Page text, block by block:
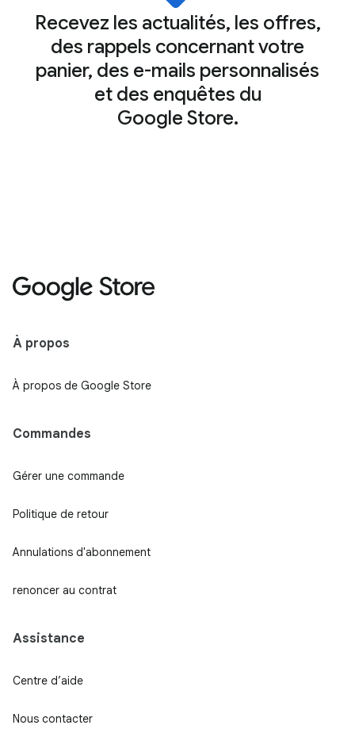
Recevez les actualités, les offres,
des rappels concernant votre
panier, des e-mails personnalisés
et des enquêtes du
Google Store.
À propos
À propos de Google Store
Commandes
Gérer une commande
Politique de retour
Annulations d'abonnement
renoncer au contrat
Assistance
Centre d’aide
Nous contacter